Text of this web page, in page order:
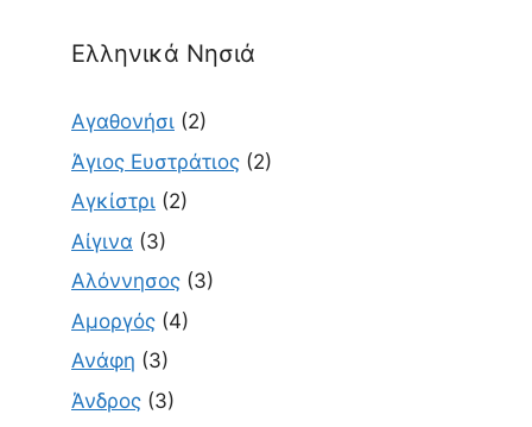
Ελληνικά Νησιά
Αγαθονήσι (2)
Άγιος Ευστράτιος (2)
Αγκίστρι (2)
Αίγινα (3)
Αλόννησος (3)
Αμοργός (4)
Ανάφη (3)
Άνδρος (3)